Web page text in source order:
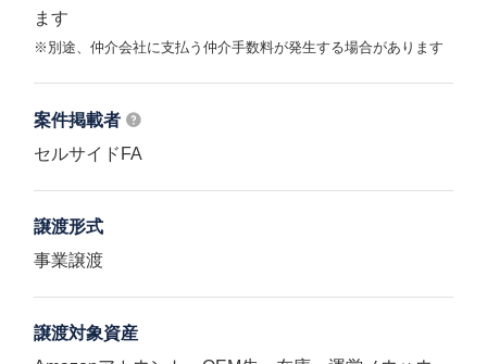
ます
※別途、仲介会社に支払う仲介手数料が発生する場合があります
案件掲載者
セルサイドFA
譲渡形式
事業譲渡
譲渡対象資産